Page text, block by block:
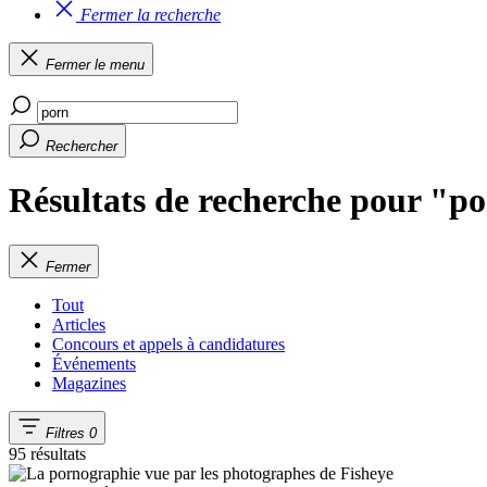
Fermer la recherche
Fermer le menu
Rechercher
Résultats de recherche pour
Fermer
Tout
Articles
Concours et appels à candidatures
Événements
Magazines
Filtres 0
95 résultats